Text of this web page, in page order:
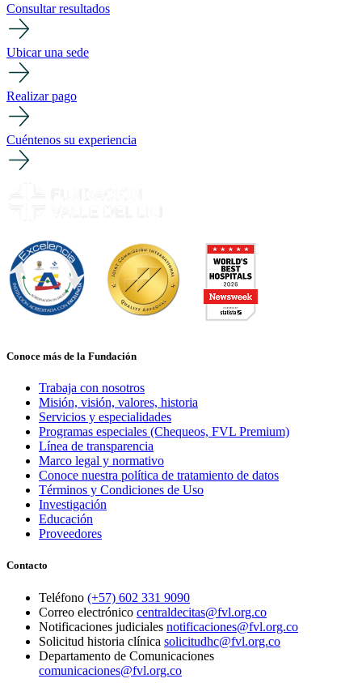
Consultar resultados
Ubicar una sede
Realizar pago
Cuéntenos su experiencia
Conoce más de la Fundación
Trabaja con nosotros
Misión, visión, valores, historia
Servicios y especialidades
Programas especiales (Chequeos, FVL Premium)
Línea de transparencia
Marco legal y normativo
Conoce nuestra política de tratamiento de datos
Términos y Condiciones de Uso
Investigación
Educación
Proveedores
Contacto
Teléfono (+57) 602 331 9090
Correo electrónico centraldecitas@fvl.org.co
Notificaciones judiciales notificaciones@fvl.org.co
Solicitud historia clínica solicitudhc@fvl.org.co
Departamento de Comunicaciones
comunicaciones@fvl.org.co